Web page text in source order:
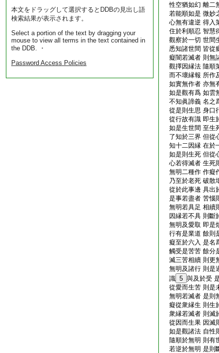
本文をドラッグして選択するとDDBの見出し語
検索結果が表示されます。
Select a portion of the text by dragging your
mouse to view all terms in the text contained in
the DDB. ・
Password Access Policies
性空猶如幻 離二
若能順如是 微妙
心無有違逆 得入
住於利順忍 智慧
觀察於一切 世間
悉知諸世間 皆從
癡闇若滅者 則無
觀擇因縁法 隨順
而不壞縁報 所作
如實無作者 亦無
如是觀有爲 如雲
不知眞諦義 名之
從是則生思 身口
從行故有識 即生
如是生世間 至生
了知於三界 但從
知十二因縁 在於
如是則生死 但從
心若得滅者 生死
無明二種作 作癡
乃至於老死 破散
從於此事邊 具出
是事若盡者 苦惱
無明若具足 相續
因縁若不具 則斷
無明及愛取 即是
行有是業道 餘則
癡至於六入 是名
觸受是苦苦 餘分
滅三苦相續 則更
無明及諸行 則是
識 5 與及於受
從愛而生苦 則是
無明若滅者 是則
癡從衆縁生 則生
衆縁若滅者 則滅
從因而生果 因滅
如是觀諸法 自性
隨順於無明 則有
若逆於無明 是則